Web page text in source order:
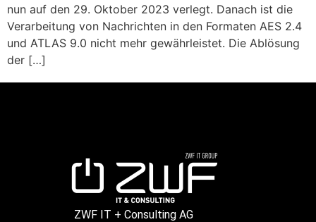
nun auf den 29. Oktober 2023 verlegt. Danach ist die
Verarbeitung von Nachrichten in den Formaten AES 2.4
und ATLAS 9.0 nicht mehr gewährleistet. Die Ablösung
der […]
ZWF IT + Consulting AG